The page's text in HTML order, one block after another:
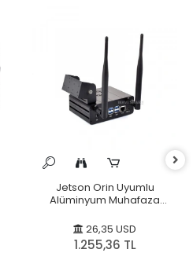
Jetson Orin Uyumlu
Alüminyum Muhafaza
26,35 USD
1.255,36 TL